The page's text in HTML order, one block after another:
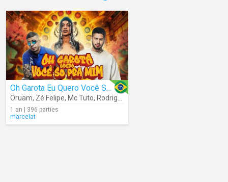
Oh Garota Eu Quero Você Só Pra Mim
Oruam, Zé Felipe, Mc Tuto, Rodrigo Do CN
1 an | 396 parties
marcelat